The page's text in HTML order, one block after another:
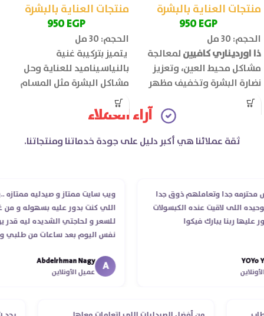
منتجات العناية بالبشرة
950EGP
الحجم: 30 مل
ذا اورديناري كافيينلمعالجة
مشاكل محيط العين، وتعزيز
نضارة البشرة وتخفيف مظهر
علامات الإجهاد.
منتجات العناية بالبشرة
950EGP
الحجم: 30 مل
يتميز بتركيبة غنية
بالنياسيناميد للعناية وحل
مشاكل البشرة مثل المسام
الواسعة وحب الشباب والبقع
الداكنة.
آراء العملاء
ثقة عملائنا هي أكبر دليل على جودة خدماتنا ومنتجاتنا.
جدا وتعاملهم ذوق جدا
اللى لاقيت عنده الكبسولات
ربنا يبارك فيكوا
ويب سايت ممتاز و صيدليه ممتازه ..وفرت
اللي كنت بدور عليه بسهوله و من غير
للسعر و لحاجتي الشديده ليه قدر
نفس اليوم بعد ساعات من طلبي و
انتهاء موعد عمله ..فضل يتابع معايا لحد
استلمت ..شكرا جزيلا ليكم
Abdelrhman Nagy
عميل الأونلاين